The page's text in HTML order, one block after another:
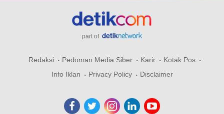
part of
Redaksi Pedoman Media Siber Karir
Kotak Pos
Info Iklan
Privacy Policy Disclaimer